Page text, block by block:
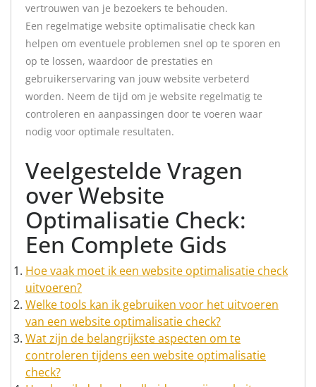
vertrouwen van je bezoekers te behouden.
Een regelmatige website optimalisatie check kan
helpen om eventuele problemen snel op te sporen en
op te lossen, waardoor de prestaties en
gebruikerservaring van jouw website verbeterd
worden. Neem de tijd om je website regelmatig te
controleren en aanpassingen door te voeren waar
nodig voor optimale resultaten.
Veelgestelde Vragen
over Website
Optimalisatie Check:
Een Complete Gids
Hoe vaak moet ik een website optimalisatie check
uitvoeren?
Welke tools kan ik gebruiken voor het uitvoeren
van een website optimalisatie check?
Wat zijn de belangrijkste aspecten om te
controleren tijdens een website optimalisatie
check?